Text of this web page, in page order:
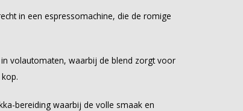
in een espressomachine, die de romige
volautomaten, waarbij de blend zorgt voor
bereiding waarbij de volle smaak en